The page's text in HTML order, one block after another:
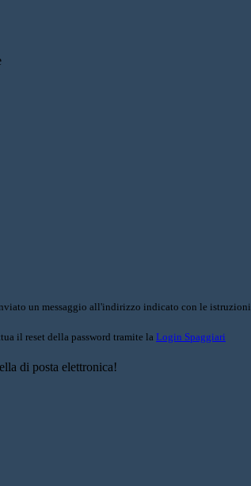
un messaggio all'indirizzo indicato con le istruzioni
il reset della password tramite la Login Spaggiari
di posta elettronica!